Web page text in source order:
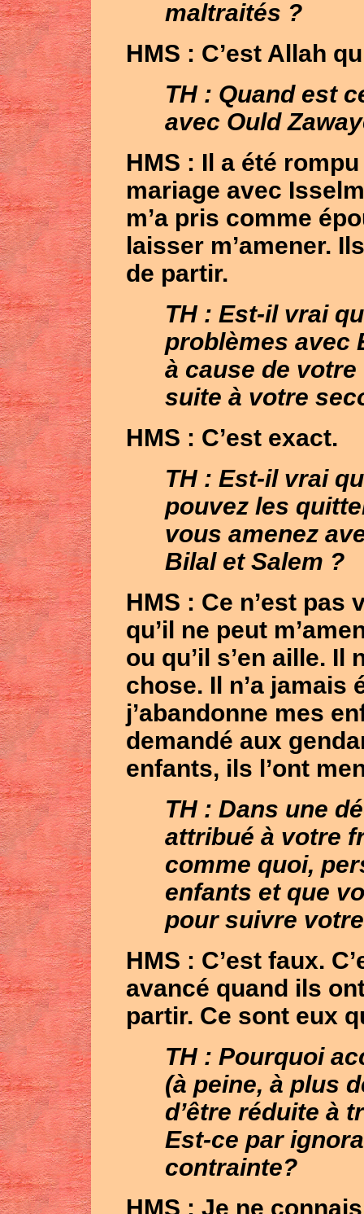
maltraités ?
HMS : C’est Allah
TH : Quand est
avec Ould
HMS : Il a été
mariage avec
m’a pris comme
laisser m’amener.
de partir.
TH : Est-il vrai
problèmes avec
à cause de
suite à votre
HMS : C’est exact.
TH : Est-il vrai
pouvez les
vous amenez
Bilal et Salem ?
HMS : Ce n’est pas
qu’il ne peut
ou qu’il s’en aille. Il
chose. Il n’a jamais
j’abandonne mes
demandé aux
enfants, ils l’ont
TH : Dans une
attribué à votre
comme quoi,
enfants et que
pour suivre
HMS : C’est faux.
avancé quand ils
partir. Ce sont eux
TH : Pourquoi
(à peine, à plus
d’être réduite à
Est-ce par
contrainte?
HMS : Je ne